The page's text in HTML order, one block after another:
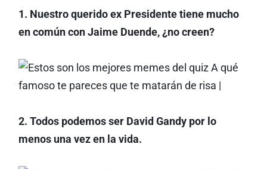
1. Nuestro querido ex Presidente tiene mucho
en común con Jaime Duende, ¿no creen?
2. Todos podemos ser David Gandy por lo
menos una vez en la vida.